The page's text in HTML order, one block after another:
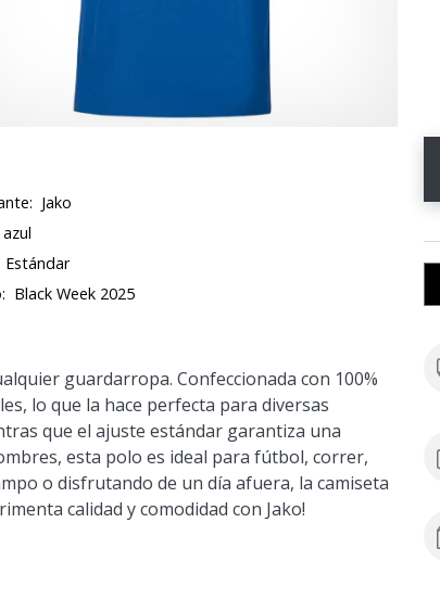
Jako
azul
Estándar
Black Week 2025
guardarropa. Confeccionada con 100%
lo que la hace perfecta para diversas
que el ajuste estándar garantiza una
esta polo es ideal para fútbol, correr,
o disfrutando de un día afuera, la camiseta
calidad y comodidad con Jako!